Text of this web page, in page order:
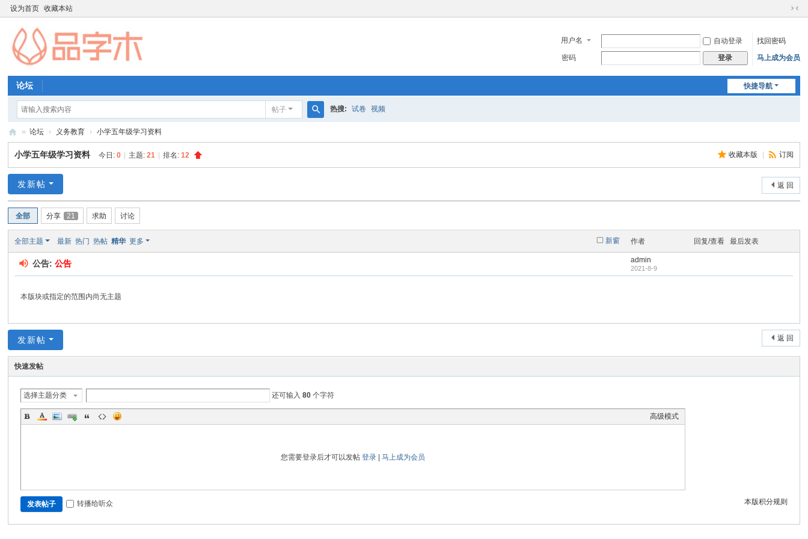
设为首页 收藏本站
切
窄
版
用户名 自动登录
找回密码
密码
登录 马上成为会员
快捷导航
论坛
帖子
索
热搜: 试卷 视频
字
教
育
资
源
» 论坛 › 义务教育 › 小学五年级学习资料
收藏本版 订阅
小学五年级学习资料 今日:0 主题:21 排名:12
返 回
发新帖
全部 分享 21 求助 讨论
新窗
全部主题 最新 热门 热帖 精华 更多 作者 回复/查看 最后发表
公告:公告 admin
2021-8-9
本版块或指定的范围内尚无主题
返 回
发新帖
快速发帖
选择主题分类 还可输入80 个字符
高级模式
您需要登录后才可以发帖 登录| 马上成为会员
本版积分规则
发表帖子 转播给听众